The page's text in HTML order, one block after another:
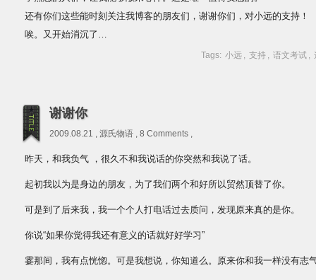
还有你们这些能时刻关注我博客的朋友们，谢谢你们，对小远的支持！
唉。又开始消沉了…
Tags: 小远 , 支持 , 语文考试 ,
谢谢你
2009.08.21 , 源氏物语 , 8 Comments ,
昨天，和我负气 ，很久不和我说话的你突然和我说了话。
起初我以为是身边的朋友，为了我们两个和好所以贸然顶替了你。
可是到了后来我，我一个个人打电话过去质问，发现原来真的是你。
你说“如果你觉得我还有意义的话就好好学习”
霎那间，我有点恍惚。可是我想说，你知道么。原来你和我一样没有志